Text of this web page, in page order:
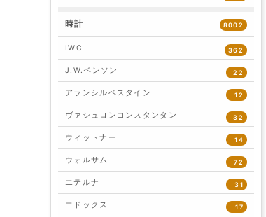
時計 8002
IWC 362
J.W.ベンソン 22
アランシルベスタイン 12
ヴァシュロンコンスタンタン 32
ウィットナー 14
ウォルサム 72
エテルナ 31
エドックス 17